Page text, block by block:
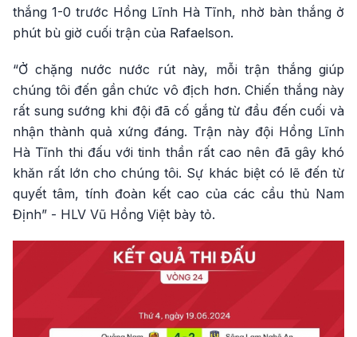
thắng 1-0 trước Hồng Lĩnh Hà Tĩnh, nhờ bàn thắng ở
phút bù giờ cuối trận của Rafaelson.
“Ở chặng nước nước rút này, mỗi trận thắng giúp
chúng tôi đến gần chức vô địch hơn. Chiến thắng này
rất sung sướng khi đội đã cố gắng từ đầu đến cuối và
nhận thành quả xứng đáng. Trận này đội Hồng Lĩnh
Hà Tĩnh thi đấu với tinh thần rất cao nên đã gây khó
khăn rất lớn cho chúng tôi. Sự khác biệt có lẽ đến từ
quyết tâm, tính đoàn kết cao của các cầu thủ Nam
Định” - HLV Vũ Hồng Việt bày tỏ.